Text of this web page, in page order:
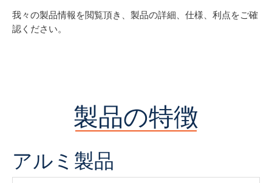
我々の製品情報を閲覧頂き、製品の詳細、仕様、利点をご確
認ください。
製品の特徴
アルミ製品